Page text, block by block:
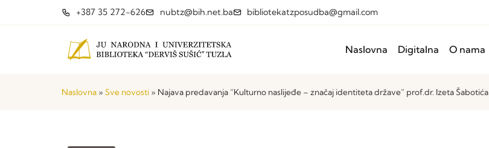
+387 35 272-626 nubtz@bih.net.ba bibliotekatzposudba@gmail.com
Naslovna Digitalna O nama
Naslovna » Sve novosti » Najava predavanja “Kulturno naslijeđe – značaj identiteta države” prof.dr. Izeta Šabotića